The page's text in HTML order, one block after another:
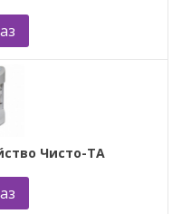
Чисто-ТА